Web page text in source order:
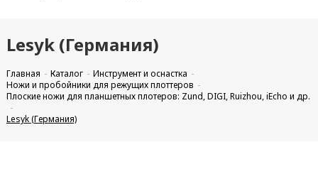
Lesyk (Германия)
Главная Каталог
Инструмент и оснастка
Ножи и пробойники для режущих плоттеров
Плоские ножи для планшетных плотеров: Zund, DIGI, Ruizhou, iEcho и др.
Lesyk (Германия)